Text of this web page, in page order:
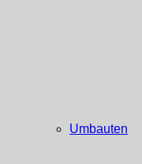
Umbauten